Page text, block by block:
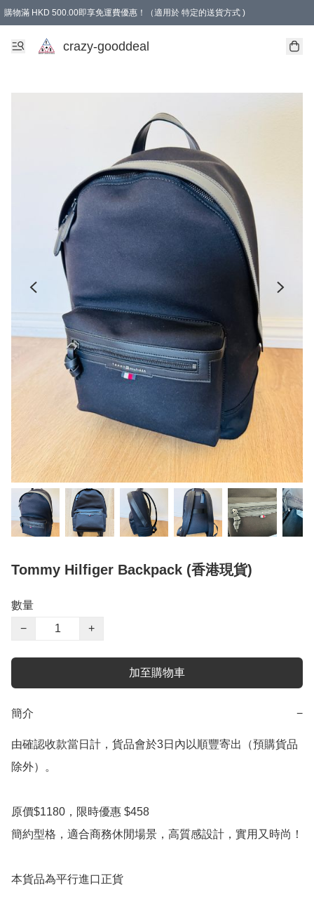
購物滿 HKD 500.00即享免運費優惠！（適用於 特定的送貨方式 )
成為會員可享免費禮品
crazy-gooddeal
Tommy Hilfiger Backpack (香港現貨)
數量
−
+
加至購物車
簡介 −
由確認收款當日計，貨品會於3日內以順豐寄出（預購貨品
除外）。
原價$1180，限時優惠 $458
簡約型格，適合商務休閒場景，高質感設計，實用又時尚！
本貨品為平行進口正貨